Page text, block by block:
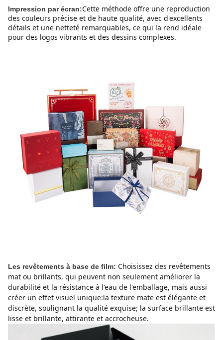
Impression par écran:Cette méthode offre une reproduction
des couleurs précise et de haute qualité, avec d'excellents
détails et une netteté remarquables, ce qui la rend idéale
pour des logos vibrants et des dessins complexes.
Les revêtements à base de film: Choisissez des revêtements
mat ou brillants, qui peuvent non seulement améliorer la
durabilité et la résistance à l'eau de l'emballage, mais aussi
créer un effet visuel unique:la texture mate est élégante et
discrète, soulignant la qualité exquise; la surface brillante est
lisse et brillante, attirante et accrocheuse.